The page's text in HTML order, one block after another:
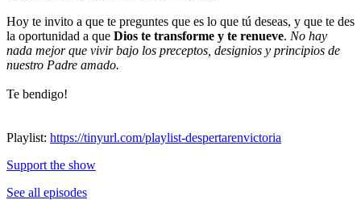
Hoy te invito a que te preguntes que es lo que tú deseas, y que te des
la oportunidad a que Dios te transforme y te renueve. No hay
nada mejor que vivir bajo los preceptos, designios y principios de
nuestro Padre amado.
Te bendigo!
Playlist: https://tinyurl.com/playlist-despertarenvictoria
Support the show
See all episodes